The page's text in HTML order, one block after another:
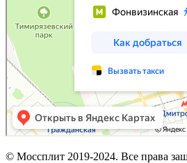
© Моссплит 2019-2024. Все права